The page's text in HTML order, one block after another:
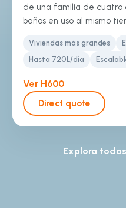
de una familia de cuatro
baños en uso al mismo
Viviendas más grandes
Hasta 720L/día
Ver H600
Direct quote
Explora